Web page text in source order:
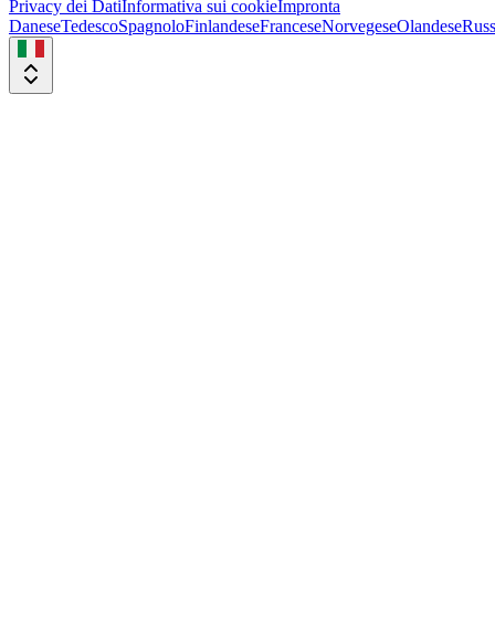
Privacy dei DatiInformativa sui cookieImpronta
DaneseTedescoSpagnoloFinlandeseFranceseNorvegeseOlandese